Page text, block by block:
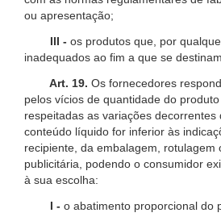
ou apresentação;
III - os produtos que, por
inadequados ao fim a que se destinam.
Art. 19. Os fornecedores
pelos vícios de quantidade do produto
respeitadas as variações decorrentes
conteúdo líquido for inferior às
recipiente, da embalagem, rotulagem
publicitária, podendo o consumidor
à sua escolha:
I - o abatimento proporcional do